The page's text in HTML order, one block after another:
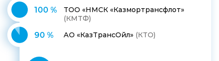
100 %
ТОО «НМСК «Казмортрансфлот»
(КМТФ)
90 % АО «КазТрансОйл» (КТО)